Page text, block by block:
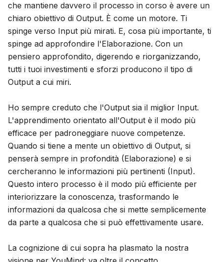
che mantiene davvero il processo in corso è avere un
chiaro obiettivo di Output. È come un motore. Ti
spinge verso Input più mirati. E, cosa più importante, ti
spinge ad approfondire l'Elaborazione. Con un
pensiero approfondito, digerendo e riorganizzando,
tutti i tuoi investimenti e sforzi producono il tipo di
Output a cui miri.
Ho sempre creduto che l'Output sia il miglior Input.
L'apprendimento orientato all'Output è il modo più
efficace per padroneggiare nuove competenze.
Quando si tiene a mente un obiettivo di Output, si
penserà sempre in profondità (Elaborazione) e si
cercheranno le informazioni più pertinenti (Input).
Questo intero processo è il modo più efficiente per
interiorizzare la conoscenza, trasformando le
informazioni da qualcosa che si mette semplicemente
da parte a qualcosa che si può effettivamente usare.
La cognizione di cui sopra ha plasmato la nostra